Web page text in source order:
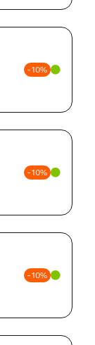
-10%
-10%
-10%